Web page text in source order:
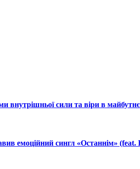
внутрішньої сили та віри в майбутнє
емоційний сингл «Останнім»